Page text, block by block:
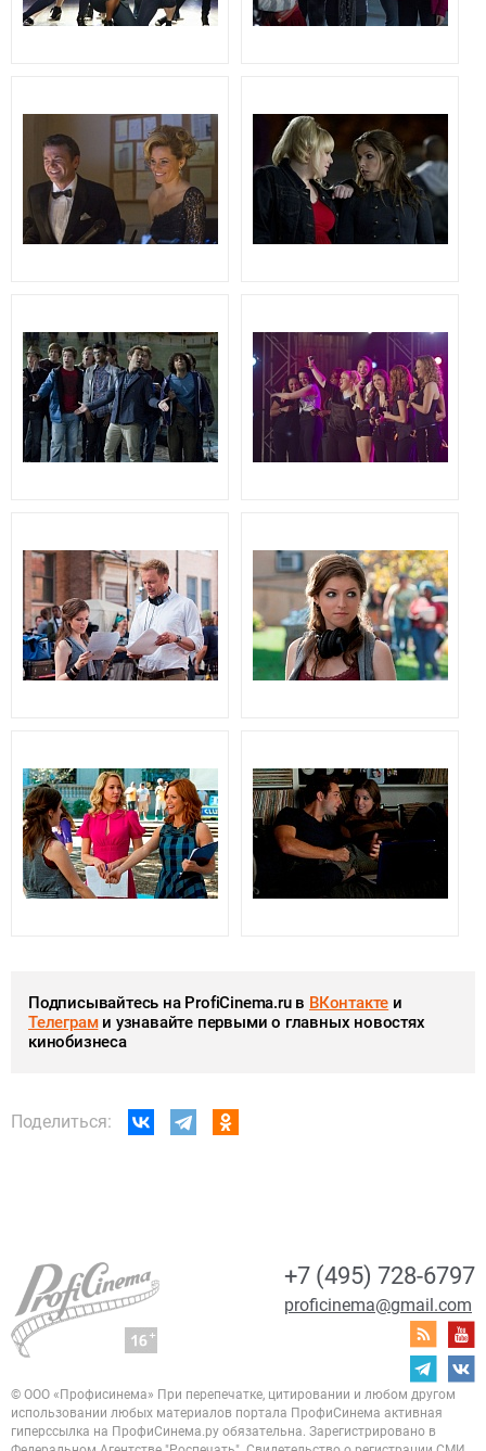
Подписывайтесь на ProfiCinema.ru в ВКонтакте и
Телеграми узнавайте первыми о главных новостях
кинобизнеса
Поделиться:
+7 (495) 728-6797
proficinema@gmail.com
© ООО «Профисинема» При перепечатке, цитировании и любом другом
использовании любых материалов портала ПрофиСинема активная
гиперссылка на ПрофиСинема.ру обязательна. Зарегистрировано в